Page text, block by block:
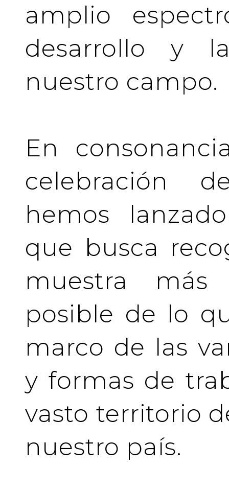
amplio
desarrollo y
nuestro campo.
En
celebración
hemos
que busca
muestra
posible de lo
marco de las
y formas de
vasto territorio
nuestro país.